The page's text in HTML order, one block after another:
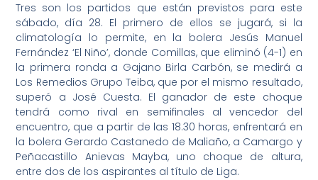
Tres son los partidos que están previstos para este
sábado, día 28. El primero de ellos se jugará, si la
climatología lo permite, en la bolera Jesús Manuel
Fernández ‘El Niño’, donde Comillas, que eliminó (4-1) en
la primera ronda a Gajano Birla Carbón, se medirá a
Los Remedios Grupo Teiba, que por el mismo resultado,
superó a José Cuesta. El ganador de este choque
tendrá como rival en semifinales al vencedor del
encuentro, que a partir de las 18.30 horas, enfrentará en
la bolera Gerardo Castanedo de Maliaño, a Camargo y
Peñacastillo Anievas Mayba, uno choque de altura,
entre dos de los aspirantes al título de Liga.